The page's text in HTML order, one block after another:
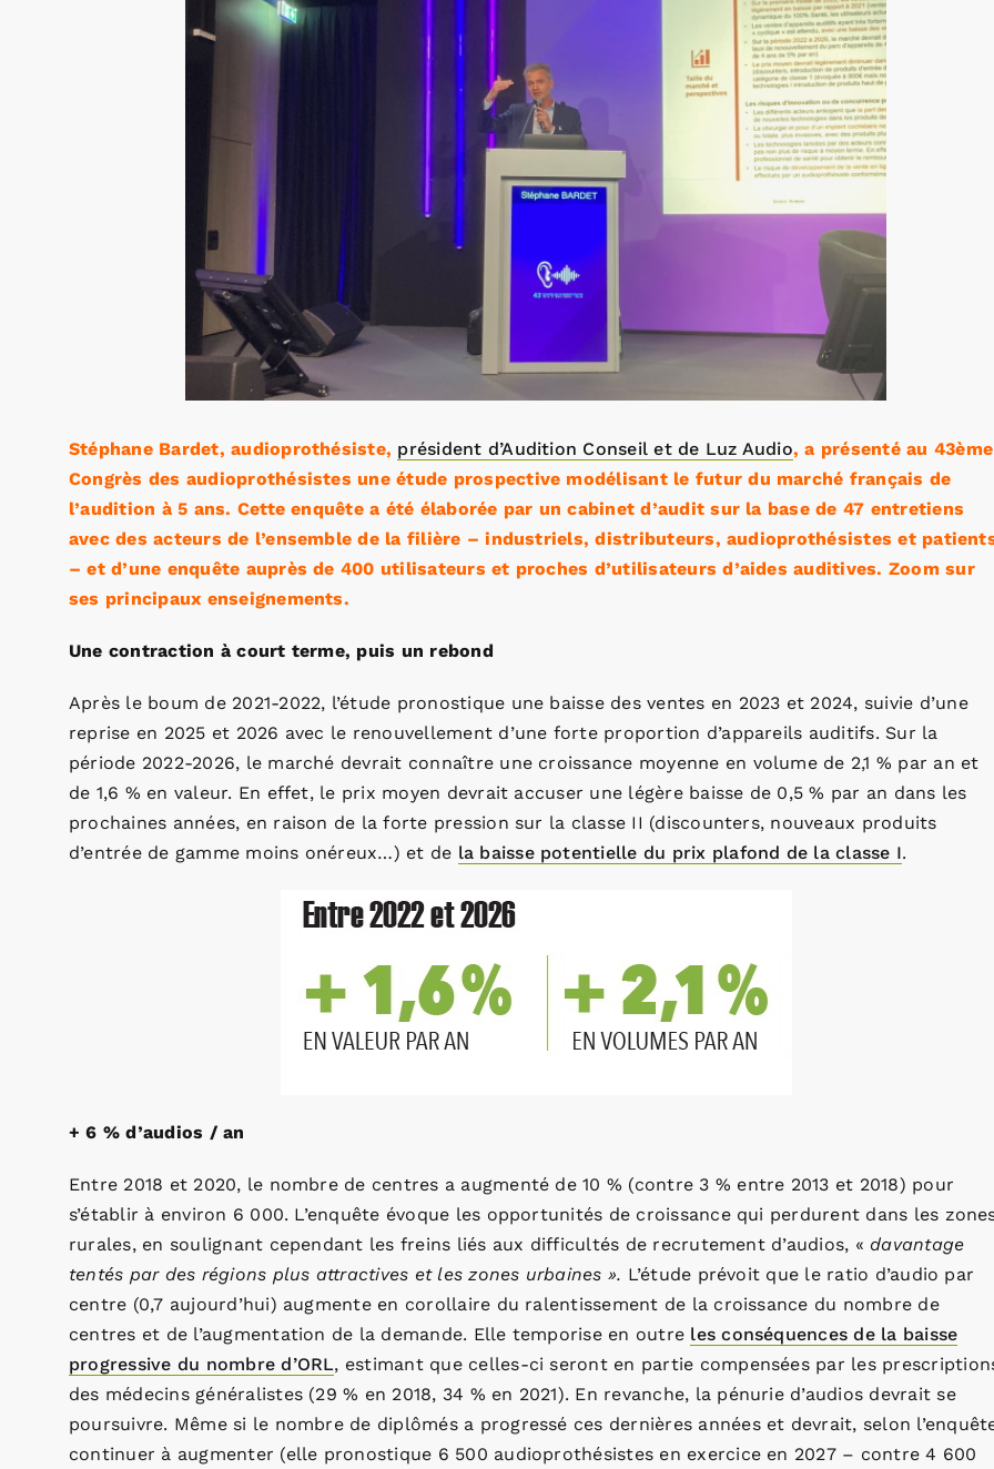
Stéphane Bardet, audioprothésiste, président d’Audition Conseil et de Luz Audio, a présenté au 43ème
Congrès des audioprothésistes une étude prospective modélisant le futur du marché français de
l’audition à 5 ans. Cette enquête a été élaborée par un cabinet d’audit sur la base de 47 entretiens
avec des acteurs de l’ensemble de la filière – industriels, distributeurs, audioprothésistes et
– et d’une enquête auprès de 400 utilisateurs et proches d’utilisateurs d’aides auditives. Zoom sur
ses principaux enseignements.
Une contraction à court terme, puis un rebond
Après le boum de 2021-2022, l’étude pronostique une baisse des ventes en 2023 et 2024, suivie d’une
reprise en 2025 et 2026 avec le renouvellement d’une forte proportion d’appareils auditifs. Sur la
période 2022-2026, le marché devrait connaître une croissance moyenne en volume de 2,1 % par an et
de 1,6 % en valeur. En effet, le prix moyen devrait accuser une légère baisse de 0,5 % par an dans les
prochaines années, en raison de la forte pression sur la classe II (discounters, nouveaux produits
d’entrée de gamme moins onéreux…) et de la baisse potentielle du prix plafond de la classe I.
+ 6 % d’audios / an
Entre 2018 et 2020, le nombre de centres a augmenté de 10 % (contre 3 % entre 2013 et 2018) pour
s’établir à environ 6 000. L’enquête évoque les opportunités de croissance qui perdurent dans les
rurales, en soulignant cependant les freins liés aux difficultés de recrutement d’audios, «davantage
tentés par des régions plus attractives et les zones urbaines ». L’étude prévoit que le ratio d’audio par
centre (0,7 aujourd’hui) augmente en corollaire du ralentissement de la croissance du nombre de
centres et de l’augmentation de la demande. Elle temporise en outre les conséquences de la baisse
progressive du nombre d’ORL, estimant que celles-ci seront en partie compensées par les
des médecins généralistes (29 % en 2018, 34 % en 2021). En revanche, la pénurie d’audios devrait se
poursuivre. Même si le nombre de diplômés a progressé ces dernières années et devrait, selon
continuer à augmenter (elle pronostique 6 500 audioprothésistes en exercice en 2027 – contre 4 600